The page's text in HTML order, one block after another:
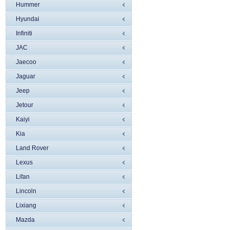
Hummer
Hyundai
Infiniti
JAC
Jaecoo
Jaguar
Jeep
Jetour
Kaiyi
Kia
Land Rover
Lexus
Lifan
Lincoln
Liхiang
Mazda